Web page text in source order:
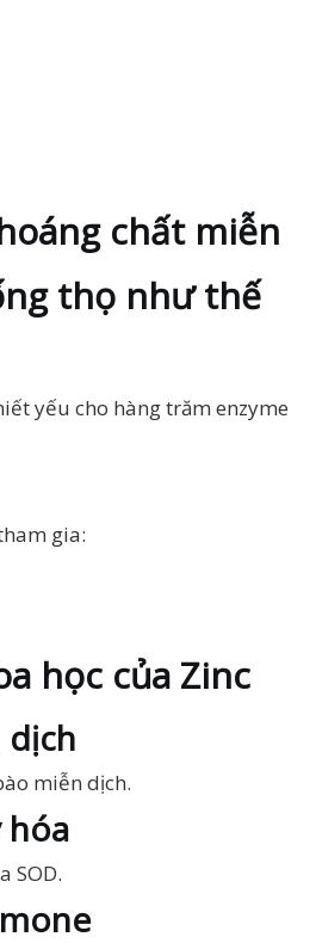
chất miễn
thọ như thế
yếu cho hàng trăm enzyme
gia:
học của Zinc
dịch
miễn dịch.
hóa
SOD.